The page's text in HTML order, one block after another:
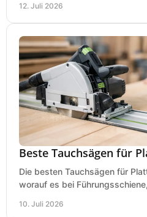
12. Juli 2026
Beste Tauchsägen für
Die besten Tauchsägen für
worauf es bei
10. Juli 2026